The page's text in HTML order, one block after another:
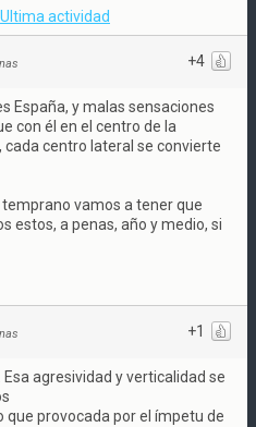
Ultima actividad
+4
España, y malas sensaciones
con él en el centro de la
centro lateral se convierte
vamos a tener que
estos, a penas, año y medio, si
+1
agresividad y verticalidad se
que provocada por el ímpetu de